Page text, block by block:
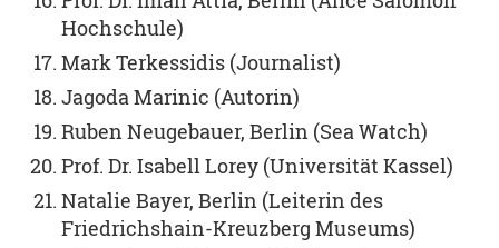
Hochschule)
Mark Terkessidis (Journalist)
Jagoda Marinic (Autorin)
Ruben Neugebauer, Berlin (Sea Watch)
Prof. Dr. Isabell Lorey (Universität Kassel)
Natalie Bayer, Berlin (Leiterin des
Friedrichshain-Kreuzberg Museums)